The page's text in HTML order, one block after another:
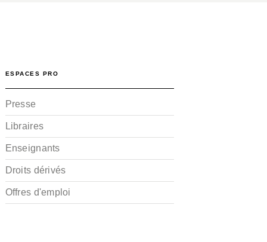
ESPACES PRO
Presse
Libraires
Enseignants
Droits dérivés
Offres d'emploi